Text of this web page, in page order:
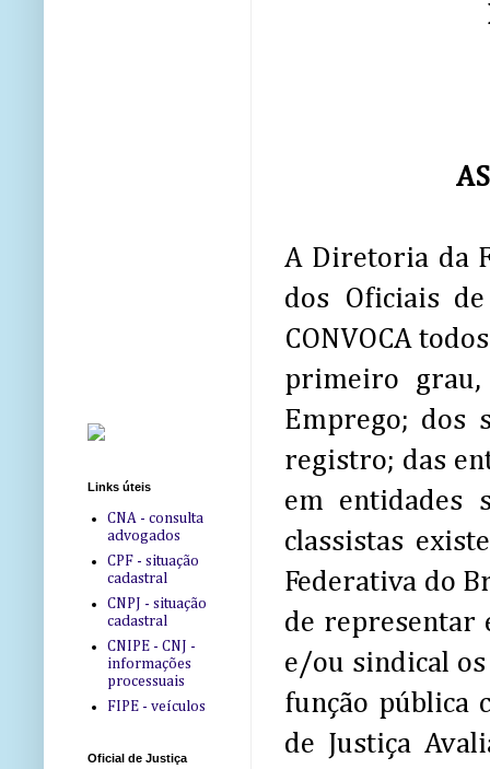
A Diretoria da
dos Oficiais
CONVOCA
primeiro grau,
Emprego; dos
registro; das
em entidades
classistas
Federativa do
de representar
e/ou sindical
função pública
de Justiça
Links úteis
CNA - consulta
advogados
CPF - situação
cadastral
CNPJ - situação
cadastral
CNIPE - CNJ -
informações
processuais
FIPE - veículos
Oficial de Justiça